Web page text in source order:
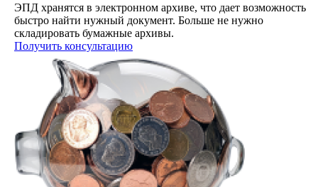
ЭПД хранятся в электронном архиве, что дает возможность
быстро найти нужный документ. Больше не нужно
складировать бумажные архивы.
Получить консультацию